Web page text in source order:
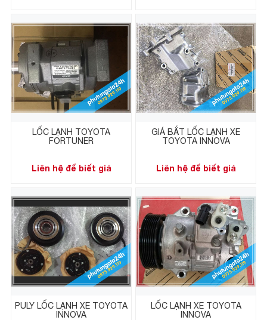
LỐC LẠNH TOYOTA
FORTUNER
Liên hệ để biết giá
GIÁ BẮT LỐC LẠNH XE
TOYOTA INNOVA
Liên hệ để biết giá
PULY LỐC LẠNH XE TOYOTA
INNOVA
LỐC LẠNH XE TOYOTA
INNOVA